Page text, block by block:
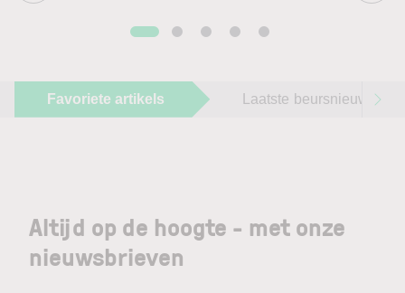
Favoriete artikels Laatste beursnieuws
Altijd op de hoogte - met onze
nieuwsbrieven